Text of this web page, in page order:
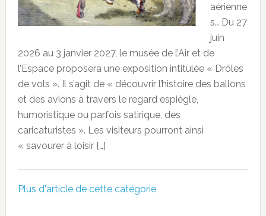
aérienne
s… Du 27
juin
2026 au 3 janvier 2027, le musée de l’Air et de
l’Espace proposera une exposition intitulée « Drôles
de vols ». Il s’agit de « découvrir l’histoire des ballons
et des avions à travers le regard espiègle,
humoristique ou parfois satirique, des
caricaturistes ». Les visiteurs pourront ainsi
« savourer à loisir […]
Plus d'article de cette catégorie